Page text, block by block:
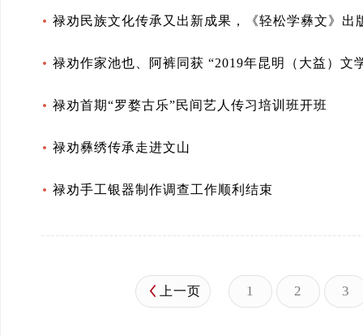
禄劝民族文化传承又出新成果，《轻松学彝文》出
禄劝作家池也、阿裤同获 “2019年昆明（大益）文
禄劝首期“罗婺古乐”民间艺人传习培训班开班
禄劝彝绣传承走进文山
禄劝手工银器制作调查工作顺利结束
上一页 1 2 3